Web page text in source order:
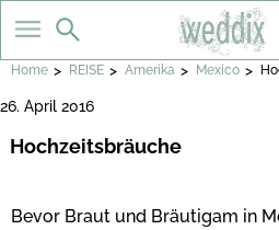
Home > REISE > Amerika > Mexico >
26. April 2016
Hochzeitsbräuche
Bevor Braut und Bräutigam in